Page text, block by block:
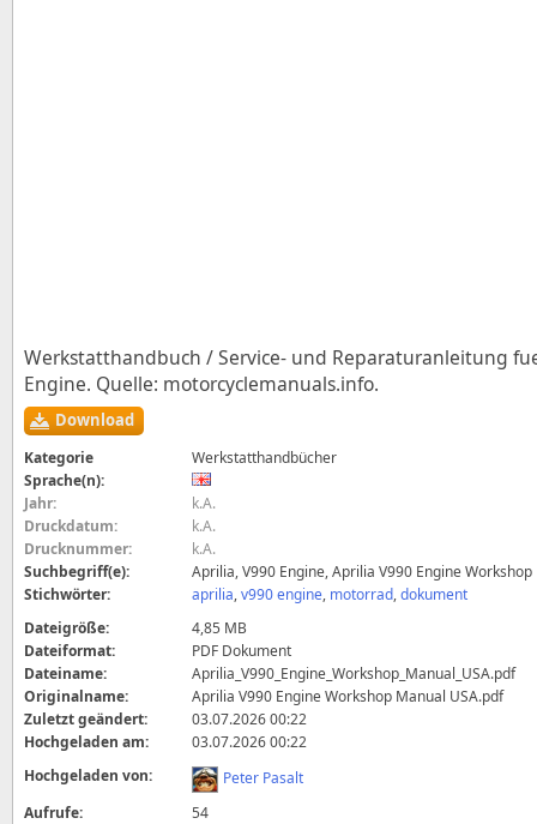
Werkstatthandbuch / Service- und Reparaturanleitung
Engine. Quelle: motorcyclemanuals.info.
Download
Kategorie
Werkstatthandbücher
Sprache(n):
Jahr:
k.A.
Druckdatum:
k.A.
Drucknummer:
k.A.
Suchbegriff(e):
Aprilia, V990 Engine, Aprilia V990 Engine
Stichwörter:
aprilia,v990 engine, motorrad,dokument
Dateigröße:
4,85 MB
Dateiformat:
PDF Dokument
Dateiname:
Aprilia_V990_Engine_Workshop_Manual_USA.pdf
Originalname:
Aprilia V990 Engine Workshop Manual USA.pdf
Zuletzt geändert:
03.07.2026 00:22
Hochgeladen am:
03.07.2026 00:22
Hochgeladen von:
Peter Pasalt
Aufrufe:
54